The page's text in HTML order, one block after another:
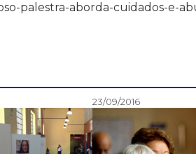
palestra-aborda-cuidados-e-
23/09/2016